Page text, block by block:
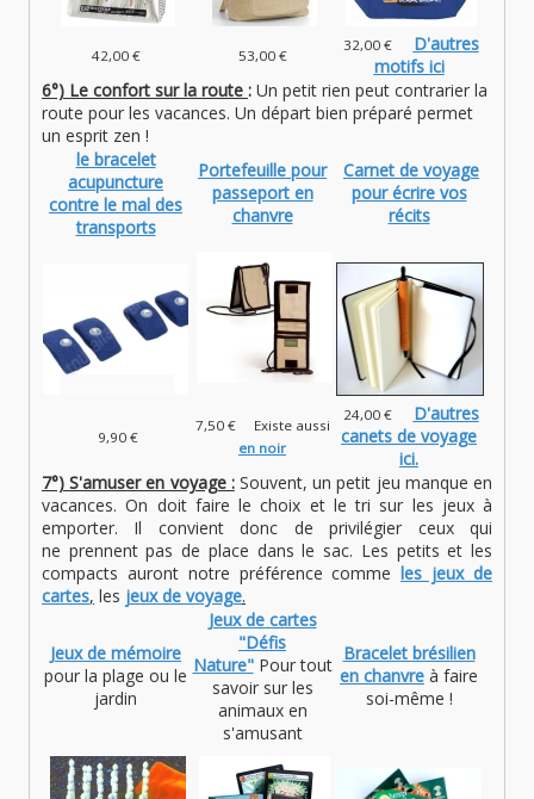
42,00 € 53,00 €
32,00 € D'autres
motifs ici
6°) Le confort sur la route : Un petit rien peut contrarier la
route pour les vacances. Un départ bien préparé permet
un esprit zen !
le bracelet
acupuncture
contre le mal des
transports
Portefeuille pour
passeport en
chanvre
Carnet de voyage
pour écrire vos
récits
9,90 €
7,50 € Existe aussi
en noir
24,00 € D'autres
canets de voyage
ici.
7°) S'amuser en voyage :Souvent, un petit jeu manque en
vacances. On doit faire le choix et le tri sur les jeux à
emporter. Il convient donc de privilégier ceux qui
ne prennent pas de place dans le sac. Les petits et les
compacts auront notre préférence commeles jeux de
cartes, les jeux de voyage.
Jeux de mémoire
pour la plage ou le
jardin
Jeux de cartes
"Défis
Nature" Pour tout
savoir sur les
animaux en
s'amusant
Bracelet brésilien
en chanvre à faire
soi-même !